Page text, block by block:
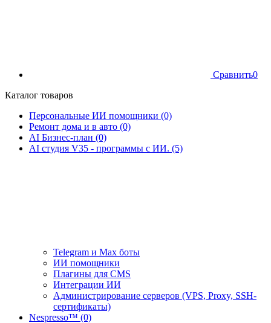
Сравнить0
Каталог товаров
Персональные ИИ помощники (0)
Ремонт дома и в авто (0)
AI Бизнес-план (0)
AI студия V35 - программы с ИИ. (5)
Telegram и Max боты
ИИ помощники
Плагины для CMS
Интеграции ИИ
Администрирование серверов (VPS, Proxy, SSH-
сертификаты)
Nespresso™ (0)